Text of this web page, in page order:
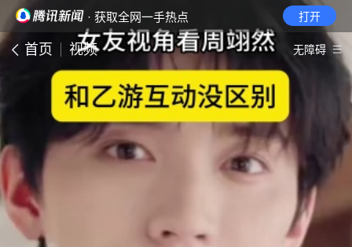
· 获取全网一手热点 打开
首页 视频 无障碍